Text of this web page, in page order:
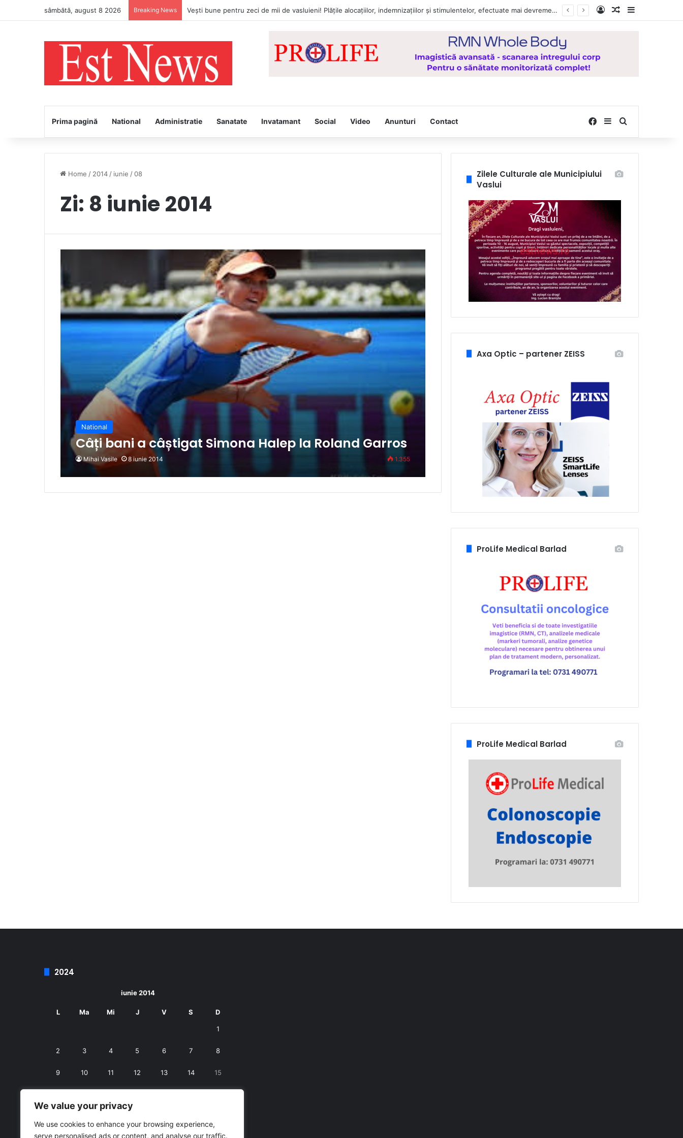
We value your privacy
We use cookies to enhance your browsing experience,
serve personalised ads or content, and analyse our traffic.
sâmbătă, august 8 2026 Breaking News Vești bune pentru zeci de mii de vasluieni! Plățile alocațiilor, indemnizațiilor și stimulentelor, efectuate mai devreme în luna august 2026 Log InRandom Article
Prima pagină National Administratie Sanatate Invatamant Social Video Anunturi Contact Facebook
SidebarSearch for
Home / 2014 / iunie /08
Zi: 8 iunie 2014
National
Câți bani a câștigat Simona Halep la Roland Garros
Mihai Vasile 8 iunie 2014 1.355
Zilele Culturale ale Municipiului
Vaslui
Axa Optic – partener ZEISS
ProLife Medical Barlad
ProLife Medical Barlad
2024
iunie 2014
L Ma Mi J V S D
1
2 3 4 5 6 7 8
9 10 11 12 13 14 15